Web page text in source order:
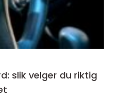
slik velger du riktig